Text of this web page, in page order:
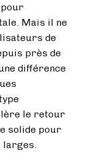
pour
Mais il ne
de
près de
différence
le retour
solide pour
larges.